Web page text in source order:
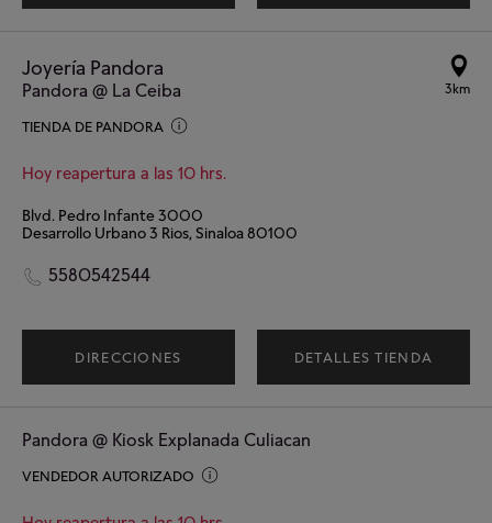
Joyería Pandora
Pandora @ La Ceiba
TIENDA DE PANDORA
Hoy reapertura a las 10 hrs.
3km
Blvd. Pedro Infante 3000
Desarrollo Urbano 3 Rios, Sinaloa 80100
5580542544
DIRECCIONES DETALLES TIENDA
Pandora @ Kiosk Explanada Culiacan
VENDEDOR AUTORIZADO